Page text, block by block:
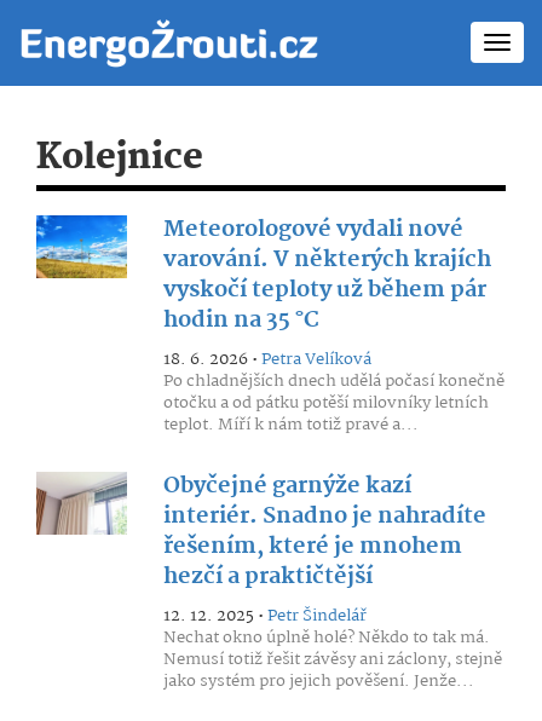
Kolejnice
Meteorologové vydali nové
varování. V některých krajích
vyskočí teploty už během pár
hodin na 35 °C
18. 6. 2026 •Petra Velíková
Po chladnějších dnech udělá počasí konečně
otočku a od pátku potěší milovníky letních
teplot. Míří k nám totiž pravé a...
Obyčejné garnýže kazí
interiér. Snadno je nahradíte
řešením, které je mnohem
hezčí a praktičtější
12. 12. 2025 •Petr Šindelář
Nechat okno úplně holé? Někdo to tak má.
Nemusí totiž řešit závěsy ani záclony, stejně
jako systém pro jejich pověšení. Jenže...